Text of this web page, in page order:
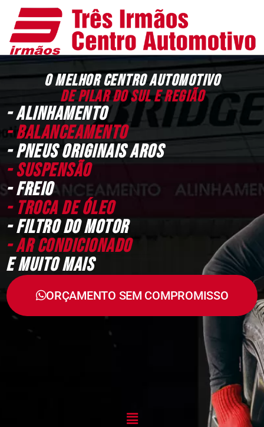
O MELHOR CENTRO AUTOMOTIVO
DE PILAR DO SUL E REGIÃO
- Alinhamento
- Balanceamento
- Pneus Originais aros
- Suspensão
- Freio
- Troca de Óleo
- Filtro do motor
- AR CONDICIONADO
E MUITO MAIS
ORÇAMENTO SEM COMPROMISSO